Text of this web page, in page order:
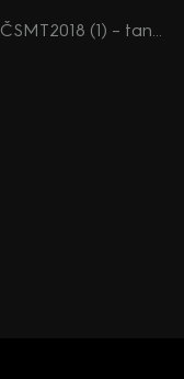
ČSMT2018 (1) – tanečnice Tron girls